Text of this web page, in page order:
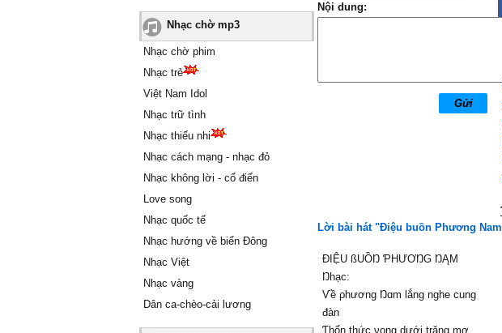
Nhạc chờ mp3
Nhạc chờ phim
Nhạc trẻ
Việt Nam Idol
Nhạc trữ tình
Nhạc thiếu nhi
Nhạc cách mạng - nhạc đỏ
Nhạc không lời - cổ điển
Love song
Nhạc quốc tế
Nhạc hướng về biển Đông
Nhạc Việt
Nhạc vàng
Dân ca-chèo-cải lương
Nội dung:
Lời bài hát "Điệu buồn Phương
ĐIỆU ßUỒŊ ƤHƯƠŊG ŊĄM
Ŋhạc:
Ѵề ρhương Ŋɑm lắng nghe cung
đàn
Ƭhổn thức νọng dưới trăng mơ